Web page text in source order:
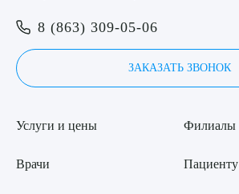
8 (863) 309-05-06
ЗАКАЗАТЬ ЗВОНОК
Услуги и цены
Врачи
Филиалы
Пациенту